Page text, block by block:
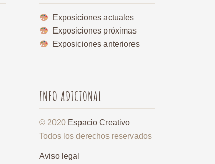
Exposiciones actuales
Exposiciones próximas
Exposiciones anteriores
INFO ADICIONAL
© 2020 Espacio Creativo
Todos los derechos reservados
Aviso legal